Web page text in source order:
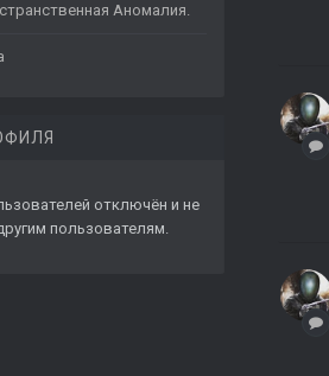
Аномалия.
отключён и не
пользователям.